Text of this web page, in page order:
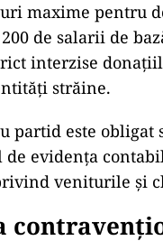
maxime pentru
de salarii de
interzise
străine.
partid este
evidența
veniturile și